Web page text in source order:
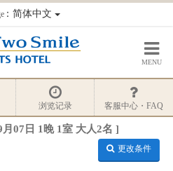
：简体中文
MENU
浏览记录 客服中心・FAQ
07日 1晚 1室 大人2名 ]
更改条件